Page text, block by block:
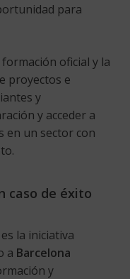
para
oficial y la
proyectos e
y
y acceder a
en un sector con
caso de éxito
la iniciativa
a Barcelona
y